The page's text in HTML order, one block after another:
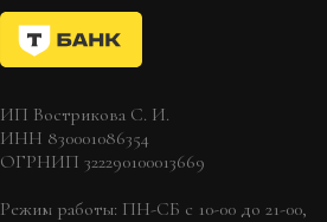
ИП Вострикова С. И.
ИНН 830001086354
ОГРНИП 322290100013669
Режим работы: ПН-СБ с 10-00 до 21-00,